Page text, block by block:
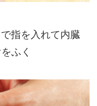
指を入れて内臓
ふく